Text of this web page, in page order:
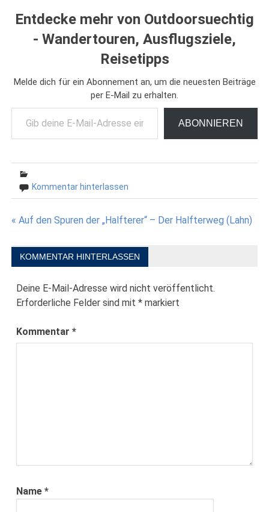
Entdecke mehr von Outdoorsuechtig
- Wandertouren, Ausflugsziele,
Reisetipps
Melde dich für ein Abonnement an, um die neuesten Beiträge
per E-Mail zu erhalten.
Gib deine E-Mail-Adresse ein ...
ABONNIEREN
Kommentar hinterlassen
Beitragsnavigation
« Auf den Spuren der „Halfterer“ – Der Halfterweg (Lahn)
KOMMENTAR HINTERLASSEN
Deine E-Mail-Adresse wird nicht veröffentlicht.
Erforderliche Felder sind mit* markiert
Kommentar*
Name*